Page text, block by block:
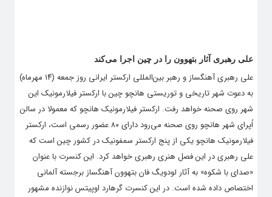
علی رهبری آثار بتهوون را در چین اجرا می‌کند
علی رهبری آهنگساز و رهبر بین‌المللی ارکستر ایرانی روز جمعه (۱۴ مهرماه)
به دعوت شهر تاریخی و توریستی هانچو چین با ارکستر فیلارمونیک این
شهر روی صحنه خواهد رفت. ارکستر فیلارمونیک هانچو که معمولا در سالن
اُپرای شهر هانچو روی صحنه می‌رود دارای ۸۰ عضور رسمی است، ارکستر
فیلارمونیک هانچو یکی از پنج ارکستر سمفونیک در کشور چین است که
علی رهبری در این فصل هنری رهبری خواهد کرد. این کنسرت با عنوان
«صدای با شکوه» به آثار لودویگ فان بتهوون آهنگساز برجسته آلمانی
اختصاص داده شده است. در این کنسرت گرهارد اوپیتس نوازنده مشهور